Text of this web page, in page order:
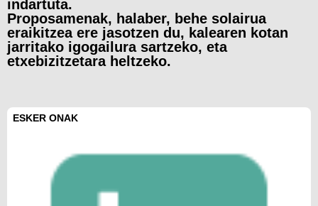
indartuta.
Proposamenak, halaber, behe solairua
eraikitzea ere jasotzen du, kalearen kotan
jarritako igogailura sartzeko, eta
etxebizitzetaraheltzeko.
ESKER ONAK